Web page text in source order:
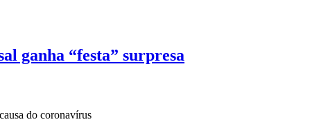
ganha “festa” surpresa
do coronavírus